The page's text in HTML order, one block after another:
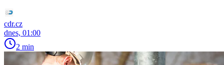
cdr.cz
dnes, 01:00
2 min